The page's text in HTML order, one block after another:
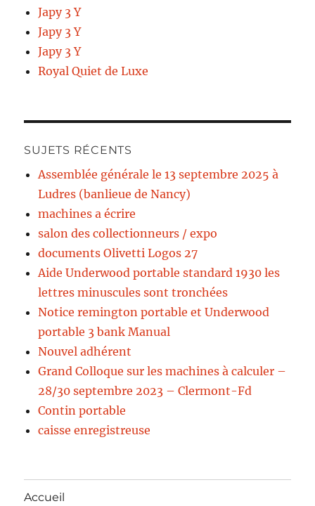
Japy 3 Y
Japy 3 Y
Japy 3 Y
Royal Quiet de Luxe
SUJETS RÉCENTS
Assemblée générale le 13 septembre 2025 à
Ludres (banlieue de Nancy)
machines a écrire
salon des collectionneurs / expo
documents Olivetti Logos 27
Aide Underwood portable standard 1930 les
lettres minuscules sont tronchées
Notice remington portable et Underwood
portable 3 bank Manual
Nouvel adhérent
Grand Colloque sur les machines à calculer –
28/30 septembre 2023 – Clermont-Fd
Contin portable
caisse enregistreuse
Accueil